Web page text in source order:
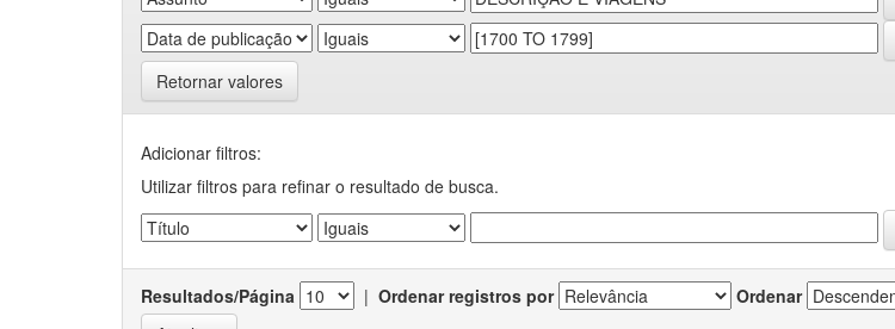
Retornar valores
Adicionar filtros:
Utilizar filtros para refinar o resultado de busca.
Resultados/Página | Ordenar registros por Ordenar